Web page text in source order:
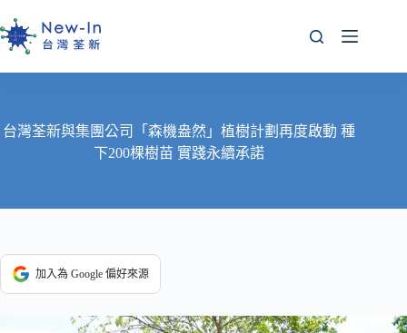
至
主
要
容
台灣荃新與集團公司「森機盎然」植樹計劃再度啟動 種
下200棵樹苗 實踐永續承諾
加入為 Google 偏好來源